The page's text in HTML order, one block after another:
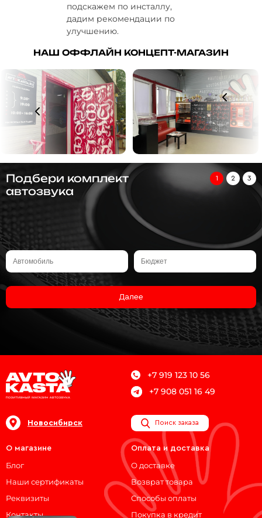
подскажем по инсталлу,
дадим рекомендации по
улучшению.
НАШ ОФФЛАЙН КОНЦЕПТ-МАГАЗИН
Подбери комплект
автозвука
1 2 3
Далее
+7 919 123 10 56
+7 908 051 16 49
Новосибирск Поиск заказа
О магазине
Блог
Наши сертификаты
Реквизиты
Контакты
Оплата и доставка
О доставке
Возврат товара
Способы оплаты
Покупка в кредит